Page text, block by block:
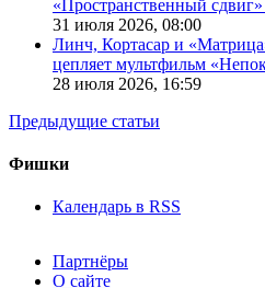
«Пространственный
31 июля 2026, 08:00
Линч, Кортасар и
цепляет мультфильм
28 июля 2026, 16:59
Предыдущие статьи
Фишки
Календарь в RSS
Партнёры
О сайте